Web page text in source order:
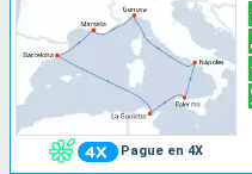
Pague en 4X